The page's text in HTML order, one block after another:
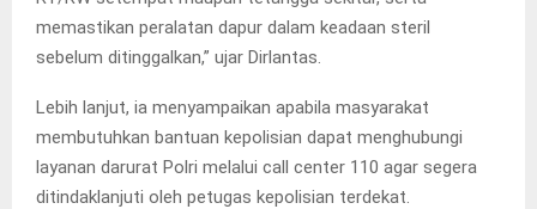
memastikan peralatan dapur dalam keadaan steril
sebelum ditinggalkan,” ujar Dirlantas.
Lebih lanjut, ia menyampaikan apabila masyarakat
membutuhkan bantuan kepolisian dapat menghubungi
layanan darurat Polri melalui call center 110 agar segera
ditindaklanjuti oleh petugas kepolisian terdekat.